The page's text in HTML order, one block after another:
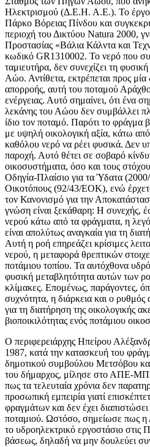
Ηλεκτρισμού (Δ.Ε.Η. Α.Ε.). Το έργο,
Πάρκο Βόρειας Πίνδου και
περιοχή του Δικτύου Natura 2000,
Προστασίας «Βάλια Κάλντα και
κωδικό GR1310002. Το νερό που
ταμιευτήρα, δεν συνεχίζει τη
Αώο. Αντίθετα, εκτρέπεται προς μία
απορροής, αυτή του ποταμού
ενέργειας. Αυτό σημαίνει, ότι ένα
λεκάνης του Αώου δεν συμβάλλει
ίδιο τον ποταμό. Παρότι το φράγμα
με υψηλή οικολογική αξία, κάτω
καθόλου νερό να ρέει φυσικά. Δεν
παροχή. Αυτό θέτει σε σοβαρό
οικοσυστήματα, όσο και τους
Οδηγία-Πλαίσιο για τα Ύδατα
Οικοτόπους (92/43/ΕΟΚ), ενώ
τον Κανονισμό για την
γνώση είναι ξεκάθαρη: Η συνεχής,
νερού κάτω από τα φράγματα, η
είναι απολύτως αναγκαία για τη
Αυτή η ροή επηρεάζει κρίσιμες
νερού, η μεταφορά θρεπτικών
ποτάμιου τοπίου. Τα αυτόχθονα
φυσική μεταβλητότητα αυτών των
κλίμακες. Επομένως, παράγοντες,
συχνότητα, η διάρκεια και ο ρυθμός
για τη διατήρηση της οικολογικής
βιοποικιλότητας ενός ποτάμιου
Ο περιφερειάρχης Ηπείρου
1987, κατά την κατασκευή του
δημοτικού συμβούλου Μετσόβου
του δήμαρχος, μίλησε στο ΑΠΕ-
πως τα τελευταία χρόνια δεν
προσωπική εμπειρία γιατί
φραγμάτων και δεν έχει
ποταμιού. Ωστόσο, σημείωσε πως η
το υδροηλεκτρικό εργοστάσιο στις
βάσεως, δηλαδή να μην δουλεύει